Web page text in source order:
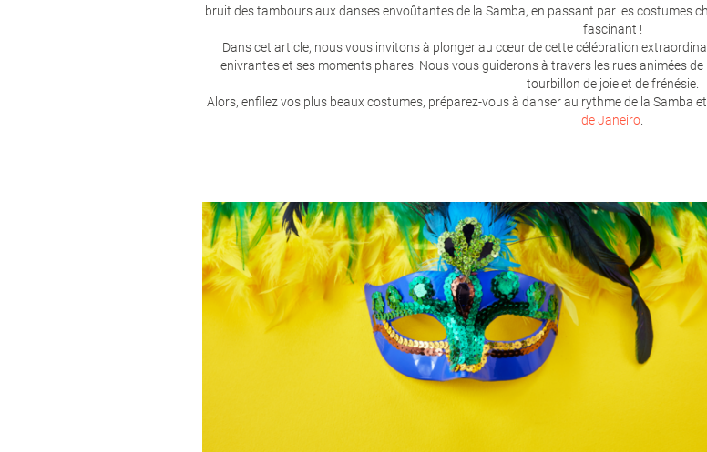
bruit des tambours aux danses envoûtantes de la Samba, en passant par les costumes
fascinant !
Dans cet article, nous vous invitons à plonger au cœur de cette célébration
enivrantes et ses moments phares. Nous vous guiderons à travers les rues animées de
tourbillon de joie et de frénésie.
Alors, enfilez vos plus beaux costumes, préparez-vous à danser au rythme de la Samba
de Janeiro